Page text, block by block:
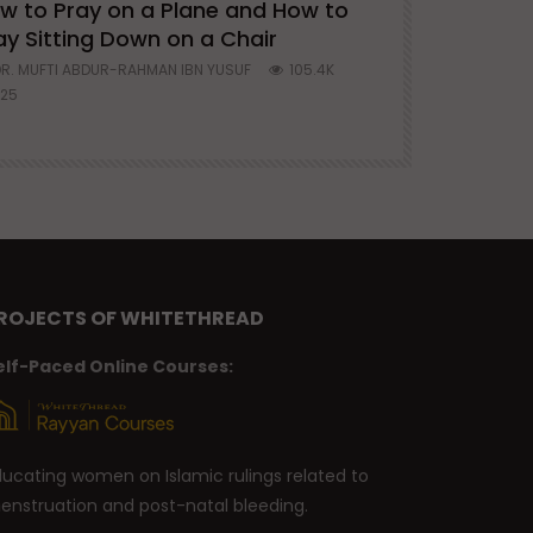
to Pray on a Plane and How to
Sitting Down on a Chair
MUFTI ABDUR-RAHMAN IBN YUSUF
105.4K
OF WHITETHREAD
Paced Online Courses:
women on Islamic rulings related to
and post-natal bleeding.